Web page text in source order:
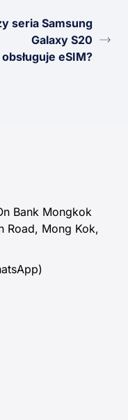
seria Samsung
Galaxy S20
obsługuje eSIM?
Bank Mongkok
Road, Mong Kok,